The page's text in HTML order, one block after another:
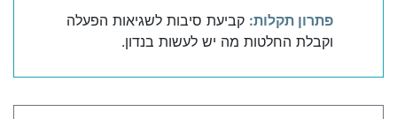
פתרון תקלות: קביעת סיבות לשגיאות הפעלה
וקבלת החלטות מה יש לעשות בנדון.